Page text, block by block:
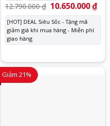
₫.
12.790.000₫ Giá
gốc
là:
12.790.000 ₫.
10.650.000₫Giá
tại
[HOT] DEAL Siêu Sốc - Tặng mã
giảm giá khi mua hàng - Miễn phí
giao hàng
Giảm 21%